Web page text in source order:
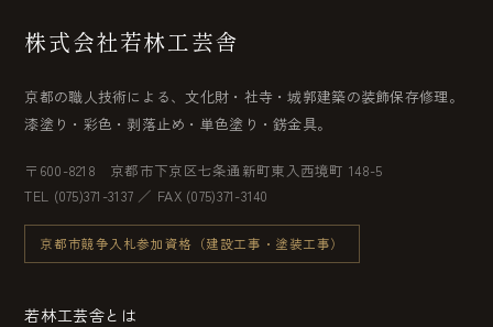
株式会社若林工芸舎
京都の職人技術による、文化財・社寺・城郭建築の装飾保存修理。
漆塗り・彩色・剥落止め・単色塗り・錺金具。
〒600-8218 京都市下京区七条通新町東入西境町 148-5
TEL (075)371-3137 ／ FAX (075)371-3140
京都市競争入札参加資格（建設工事・塗装工事）
若林工芸舎とは